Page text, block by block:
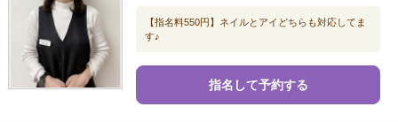
【指名料550円】ネイルとアイどちらも対応してま
す♪
指名して予約する